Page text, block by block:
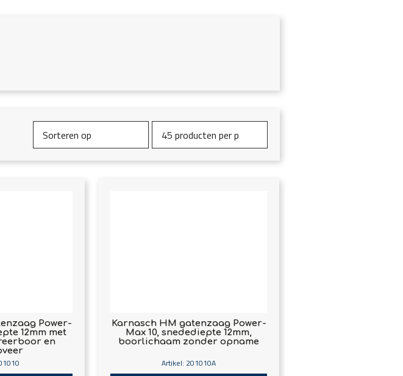
Power-
12mm met
en
Karnasch HM gatenzaag Power-
Max 10, snedediepte 12mm,
boorlichaam zonder opname
Artikel: 201010A